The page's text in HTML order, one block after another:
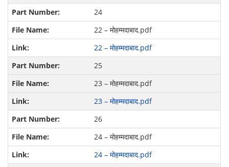
24
22 – मोहम्मदाबाद.pdf
22 – मोहम्मदाबाद.pdf
25
23 – मोहम्मदाबाद.pdf
23 – मोहम्मदाबाद.pdf
26
24 – मोहम्मदाबाद.pdf
24 – मोहम्मदाबाद.pdf